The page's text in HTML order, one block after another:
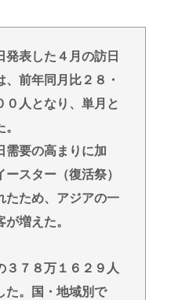
発表した４月の訪日
前年同月比２８・
０人となり、単月と
需要の高まりに加
スター（復活祭）
たため、アジアの一
増えた。
３７８万１６２９人
た。国・地域別で